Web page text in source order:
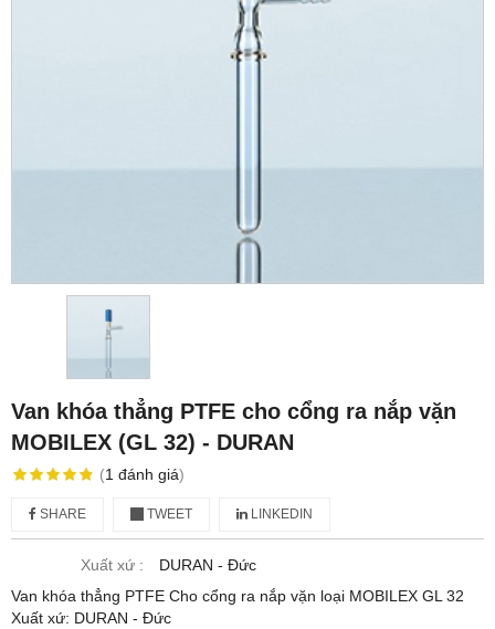
Van khóa thẳng PTFE cho cổng ra nắp vặn
MOBILEX (GL 32) - DURAN
(1 đánh giá)
SHARE TWEET LINKEDIN
Xuất xứ :
DURAN - Đức
Van khóa thẳng PTFE Cho cổng ra nắp vặn loại MOBILEX GL 32
Xuất xứ: DURAN - Đức